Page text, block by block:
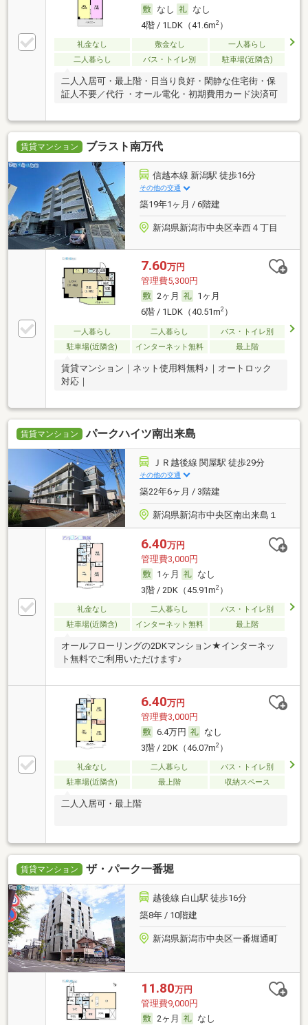
なし
なし
4階 / 1LDK（41.6m2）
礼金なし 敷金なし
一人暮らし
二人暮らし
バス・トイレ別 駐車場(近隣含)
二人入居可・最上階・日当り良好・閑静な住宅街・保
証人不要／代行 ・オール電化・初期費用カード決済可
賃貸マンション ブラスト南万代
信越本線 新潟駅 徒歩16分
その他の交通
築19年1ヶ月 / 6階建
新潟県新潟市中央区幸西４丁目
7.60万円
管理費5,300円
2ヶ月
1ヶ月
6階 / 1LDK（40.51m2）
一人暮らし 二人暮らし
バス・トイレ別
駐車場(近隣含)
インターネット無料 最上階
賃貸マンション｜ネット使用料無料♪｜オートロック
対応｜
賃貸マンション パークハイツ南出来島
ＪＲ越後線 関屋駅 徒歩29分
その他の交通
築22年6ヶ月 / 3階建
新潟県新潟市中央区南出来島１
6.40万円
管理費3,000円
1ヶ月
なし
3階 / 2DK（45.91m2）
礼金なし 二人暮らし
バス・トイレ別
駐車場(近隣含)
インターネット無料 最上階
オールフローリングの2DKマンション★インターネッ
ト無料でご利用いただけます♪
6.40万円
管理費3,000円
6.4万円
なし
3階 / 2DK（46.07m2）
礼金なし 二人暮らし
バス・トイレ別
駐車場(近隣含)
最上階 収納スペース
二人入居可・最上階
賃貸マンション ザ・パーク一番堀
越後線 白山駅 徒歩16分
築8年 / 10階建
新潟県新潟市中央区一番堀通町
11.80万円
管理費9,000円
2ヶ月
なし